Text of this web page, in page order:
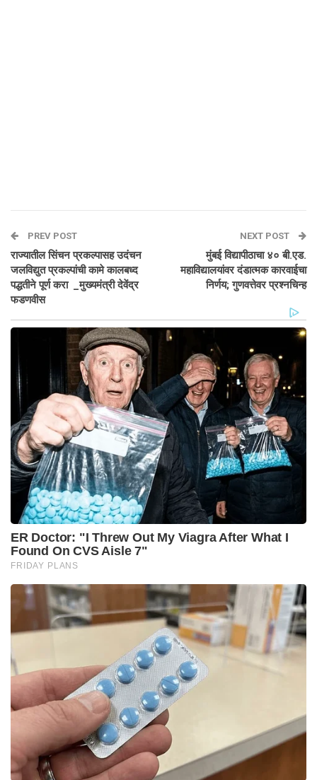
PREV POST
राज्यातील सिंचन प्रकल्पासह उदंचन
जलविद्युत प्रकल्पांची कामे कालबध्द
पद्धतीने पूर्ण करा _मुख्यमंत्री देवेंद्र
फडणवीस
NEXT POST
मुंबई विद्यापीठाचा ४० बी.एड.
महाविद्यालयांवर दंडात्मक कारवाईचा
निर्णय; गुणवत्तेवर प्रश्नचिन्ह